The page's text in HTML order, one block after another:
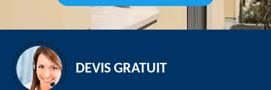
DEVIS GRATUIT